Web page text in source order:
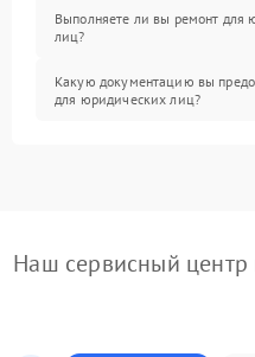
Выполняете ли вы ремонт для
лиц?
Какую документацию вы
для юридических лиц?
Наш сервисный